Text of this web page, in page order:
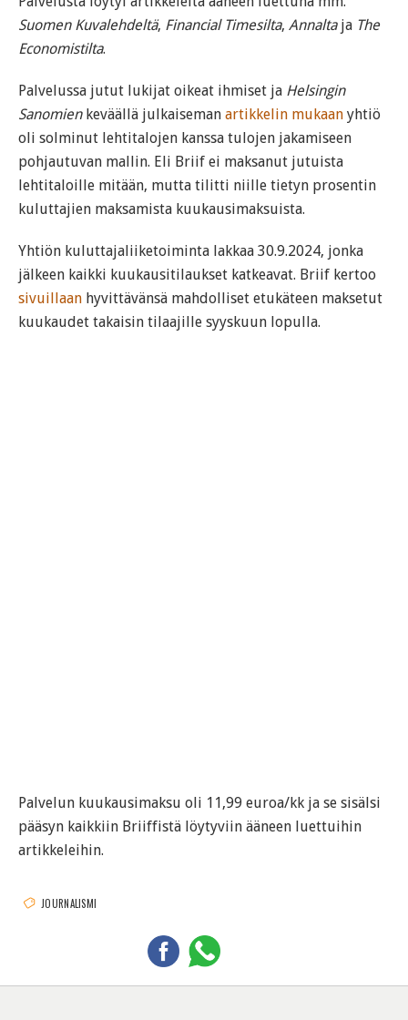
Suomen Kuvalehdeltä, Financial Timesilta, Annaltaja The
Economistilta.
Palvelussa jutut lukijat oikeat ihmiset ja Helsingin
Sanomienkeväällä julkaiseman artikkelin mukaan yhtiö
oli solminut lehtitalojen kanssa tulojen jakamiseen
pohjautuvan mallin. Eli Briif ei maksanut jutuista
lehtitaloille mitään, mutta tilitti niille tietyn prosentin
kuluttajien maksamista kuukausimaksuista.
Yhtiön kuluttajaliiketoiminta lakkaa 30.9.2024, jonka
jälkeen kaikki kuukausitilaukset katkeavat. Briif kertoo
sivuillaan hyvittävänsä mahdolliset etukäteen maksetut
kuukaudet takaisin tilaajille syyskuun lopulla.
Palvelun kuukausimaksu oli 11,99 euroa/kk ja se sisälsi
pääsyn kaikkiin Briiffistä löytyviin ääneen luettuihin
artikkeleihin.
JOURNALISMI